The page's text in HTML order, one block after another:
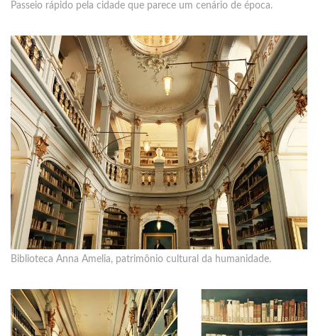
Passeio rápido pela cidade que parece um cenário de época.
Biblioteca Anna Amelia, patrimônio cultural da humanidade.